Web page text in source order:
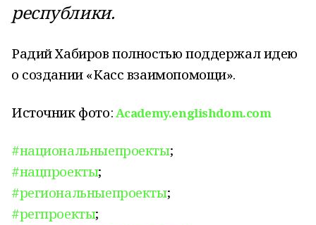
республики.
Радий Хабиров полностью поддержал идею
о создании «Касс взаимопомощи».
Источник фото:Academy.englishdom.com
#национальныепроекты;
#нацпроекты;
#региональныепроекты;
#регпроекты;